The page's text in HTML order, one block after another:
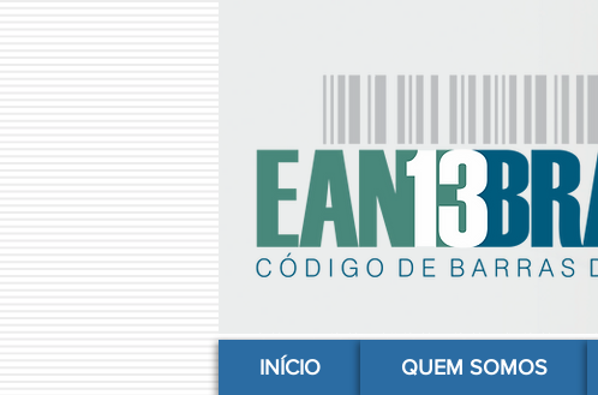
comprar codigo de barras, comprar código de barras, adquirir código de barras, código de barras online, código de barras para
INÍCIO QUEM SOMOS